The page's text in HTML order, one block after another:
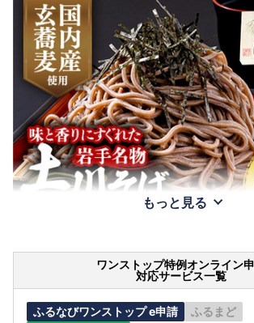
もっと見る
ワンストップ特例オンライン
対応サービス一覧
ふるなびワンストップ e申請
ふるまど